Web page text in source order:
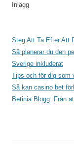
Inlägg
Steg Att Ta Efter Att
Så planerar du den
Sverige inkluderat
Tips och för dig som
Så kan casino bet
Betinia Blogg: Från